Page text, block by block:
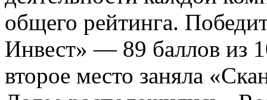
общего рейтинга.
Инвест» — 89 баллов из
второе место заняла